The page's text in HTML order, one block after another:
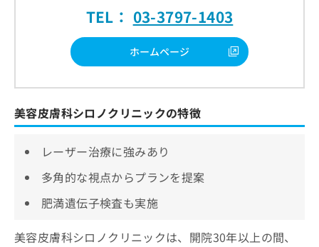
TEL： 03-3797-1403
ホームページ
美容皮膚科シロノクリニックの特徴
レーザー治療に強みあり
多角的な視点からプランを提案
肥満遺伝子検査も実施
美容皮膚科シロノクリニックは、開院30年以上の間、